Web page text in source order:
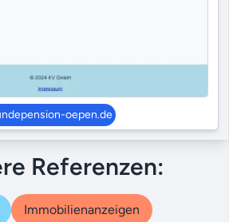
oepen.de
Referenzen:
Immobilienanzeigen